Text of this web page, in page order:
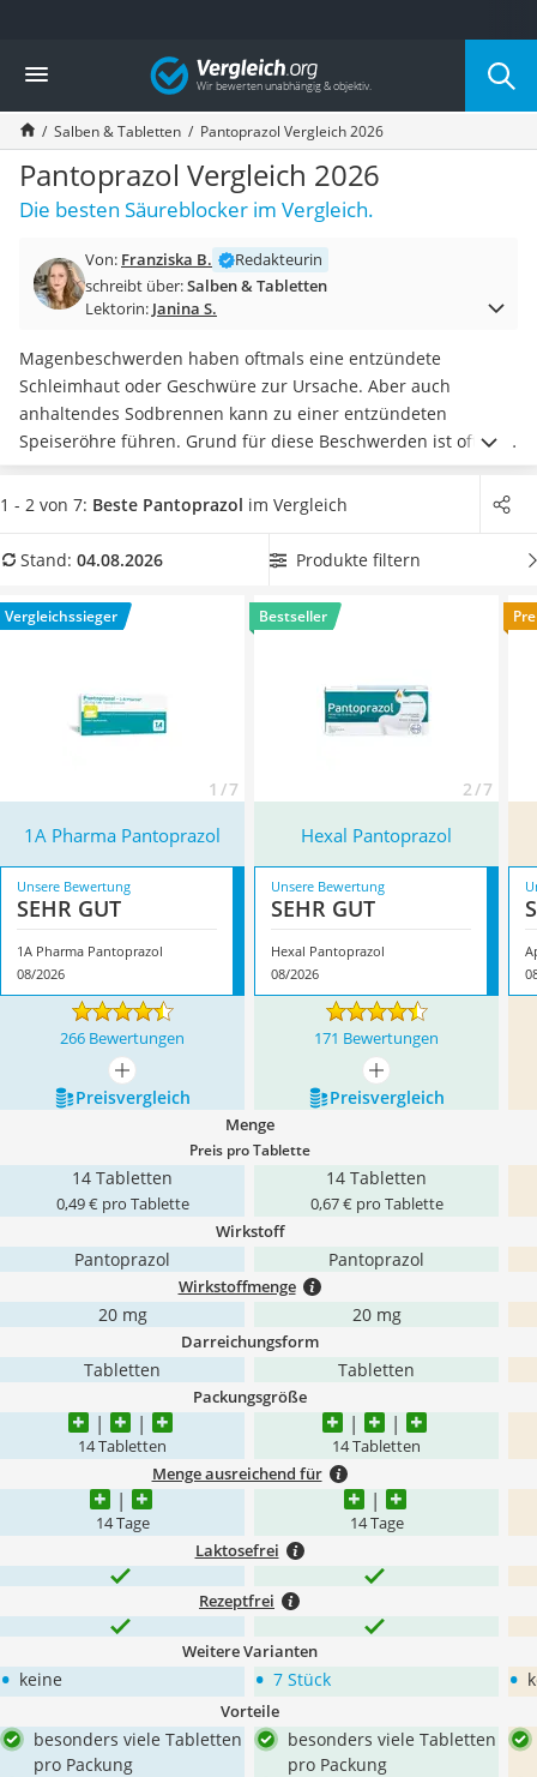
Die beliebtesten Vergleiche nach Kategorie
Drogerie
Inhalator
Haarschneider
Rollator
Braun Rasierer
Katzenklappe (Chip)
Masturbator
Massagepistole
Reisehaartrockner
Eiweißpulver
Magnesiumpräparat
Katzenklappe
Nackenmassagegerät
Zeckenschutz Katze
Philips-Sonicare-Zahnbürste
Mineralfutter Pferd
Massagegerät
Vergleich
Salben & Tabletten Pantoprazol Vergleich 2026
Pantoprazol Vergleich 2026
Die besten Säureblocker im Vergleich.
Von: Franziska B.
Redakteurin
schreibt über:Salben & Tabletten
Lektorin: Janina S.
Magenbeschwerden haben oftmals eine entzündete
Schleimhaut oder Geschwüre zur Ursache. Aber auch
anhaltendes Sodbrennen kann zu einer entzündeten
Speiseröhre führen. Grund für diese Beschwerden ist oftmals
die Magensäure. Pantoprazol kann Ihnen laut verschiedener
Tests im InternetalsMittel gegen Sodbrennen
bereits nach
Heilungsprozess bei Entzündung unterstützt das
Pantoprazol im praktischen Vorratspack
ständig neu bestellen zu müssen. Überzeugt hat uns hier im
mit seinen Eigenschaften.
1 - 2 von 7: Beste Pantoprazol im Vergleich
Stand: 04.08.2026 Produkte filtern
Vergleichssieger
1 / 7
Bestseller
2 / 7
1A Pharma Pantoprazol Hexal Pantoprazol
Unsere Bewertung
SEHR GUT
1A Pharma Pantoprazol
08/2026
Unsere Bewertung
SEHR GUT
Hexal Pantoprazol
08/2026
266 Bewertungen 171 Bewertungen
mehr anzeigen
mehr anzeigen
Preis­vergleich
Preis­vergleich
Menge
Preis pro Tablette
14 Tabletten
0,49 € pro Tablette
14 Tabletten
0,67 € pro Tablette
Wirkstoff
Pantoprazol Pantoprazol
Wirkstoffmenge
20 mg 20 mg
Darreichungsform
Tabletten Tabletten
Packungsgröße
14 Tabletten 14 Tabletten
Menge ausreichend für
14 Tage 14 Tage
Laktosefrei
Rezeptfrei
Weitere Varianten
• keine • 7 Stück •
Vorteile
besonders viele Tabletten
pro Packung
besonders viele Tabletten
pro Packung